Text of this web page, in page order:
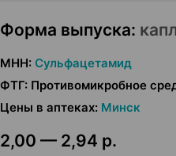
Форма выпуска:
МНН: Сульфацетамид
ФТГ: Противомикробное
Цены в аптеках: Минск
2,00 — 2,94 р.